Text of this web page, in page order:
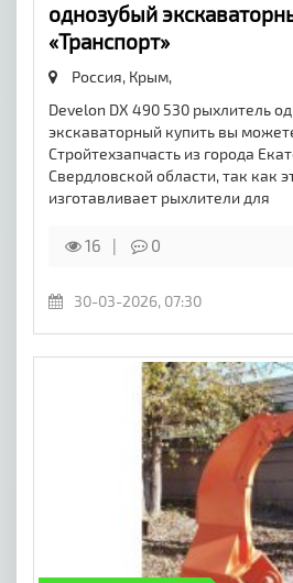
однозубый
«Транспорт»
Россия, Крым,
Develon DX 490 530 рыхлитель
экскаваторный купить вы
Стройтехзапчасть из города
Свердловской области, так как
изготавливает рыхлители для
16 0
30-03-2026, 07:30